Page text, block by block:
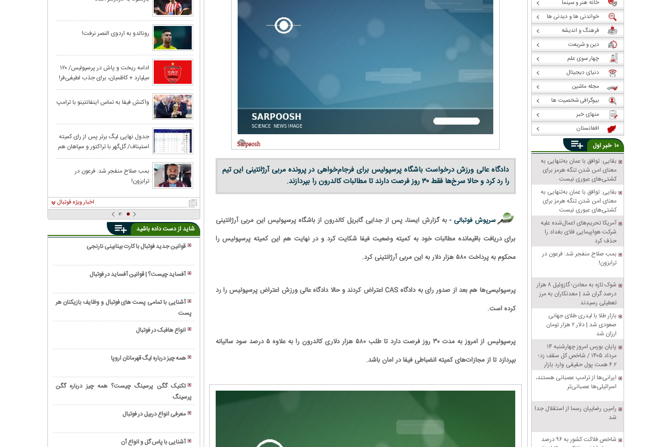
دادگاه عالی ورزش درخواست باشگاه پرسپولیس برای فرجام‌خواهی در پرونده مربی آرژانتینی این تیم
را رد کرد و حالا سرخ‌ها فقط ۳۰ روز فرصت دارند تا مطالبات کالدرون را بپردازند.
سرپوش فوتبالی -به گزارش ایسنا، پس از جدایی گابریل کالدرون از باشگاه پرسپولیس این مربی آرژانتینی
برای دریافت باقیمانده مطالبات خود به کمیته وضعیت فیفا شکایت کرد و در نهایت هم این کمیته پرسپولیس را
محکوم به پرداخت ۵۸۰ هزار دلار به این مربی آرژانتینی کرد.
پرسپولیسی‌ها هم بعد از صدور رای به دادگاه CAS اعتراض کردند و حالا دادگاه عالی ورزش اعتراض پرسپولیس را رد
کرده است.
پرسپولیس از امروز به مدت ۳۰ روز فرصت دارد تا طلب ۵۸۰ هزار دلاری کالدرون را به علاوه ۵ درصد سود سالیانه
بپردازد تا از مجازات‌های کمیته انضباطی فیفا در امان باشد.
رونالدو به اردوی النصر نرفت!
ادامه ریخت و پاش در پرسپولیس/ ۱۲۰
میلیارد + کاظمیان، برای جذب لطیفی‌فر!
واکنش فیفا به تماس اینفانتینو با ترامپ
جدول نهایی لیگ برتر پس از رای کمیته
استیناف/ گل‌گهر با تراکتور و سپاهان هم
امتیاز شد
بمب صلاح منفجر شد: فرعون در
ترابزون!
اخبار ویژه فوتبال
شاید از دست داده باشید
قوانین جدید فوتبال با کارت بینابینی نارنجی
آفساید چیست؟ | قوانین آفساید در فوتبال
آشنایی با تمامی پست های فوتبال و وظایف بازیکنان هر
پست
انواع هافبک در فوتبال
همه چیز درباره لیگ قهرمانان اروپا
تکنیک گگن پرسینگ چیست؟ همه چیز درباره گگن
پرسینگ
معرفی انواع دربیل در فوتبال
آشنایی با پاس گل و انواع آن
خانه هنر و سینما
خواندنی ها و دیدنی ها
فرهنگ و اندیشه
دین و شریعت
چهار سوی علم
دنیای دیجیتال
مجله ماشین
بیوگرافی شخصیت ها
منهای خبر
افغانستان
۱۰ خبراول
بقایی: توافق با عمان به‌تنهایی به
معنای امن شدن تنگه هرمز برای
کشتی‌های عبوری نیست
بقایی: توافق با عمان به‌تنهایی به
معنای امن شدن تنگه هرمز برای
کشتی‌های عبوری نیست
آمریکا تحریم‌های اعمال‌شده علیه
شرکت هواپیمایی فلای بغداد را
حذف کرد
بمب صلاح منفجر شد: فرعون در
ترابزون!
شوک تازه به معادن؛ گازوئیل ۸ هزار
درصد گران شد | معدنکاران به مرز
تعطیلی رسیدند
بازار طلا با لیدری طلای جهانی
صعودی شد | دلار ۲ هزار تومان
ارزان شد
پایان بورس امروز چهارشنبه ۱۴
مرداد ۱۴۰۵ / شاخص کل سقف زد؛
۶.۲ همت پول حقیقی وارد بازار
ایرانی‌ها از ترامپ عصبانی هستند،
اسرائیلی‌ها عصبانی‌تر
رامین رضاییان رسما از استقلال جدا
شد
شاخص فلاکت کشور به ۹۶ درصد